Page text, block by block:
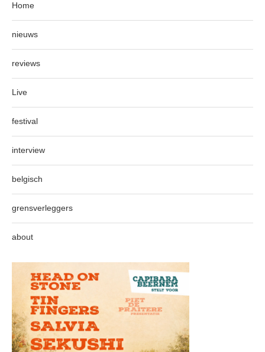
Home
nieuws
reviews
Live
festival
interview
belgisch
grensverleggers
about